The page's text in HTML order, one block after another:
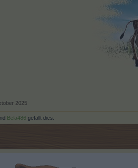
2025
Bela486 gefällt dies.